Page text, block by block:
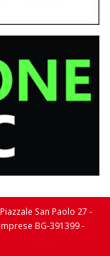
San Paolo 27 -
BG-391399 -